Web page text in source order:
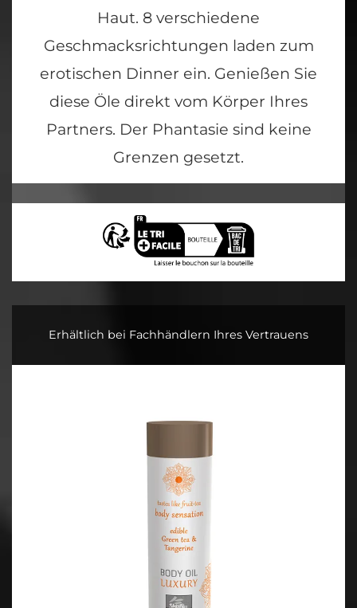
Haut. 8 verschiedene
Geschmacksrichtungen laden zum
erotischen Dinner ein. Genießen Sie
diese Öle direkt vom Körper Ihres
Partners. Der Phantasie sind keine
Grenzen gesetzt.
Erhältlich bei Fachhändlern Ihres Vertrauens